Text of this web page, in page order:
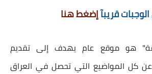
قريبآإضغط هنا
هو موقع عام يهدف إلى تقديم
عن كل المواضيع التي تحصل في العراق